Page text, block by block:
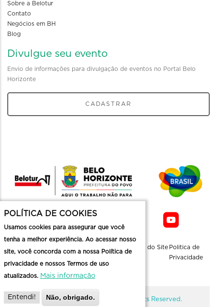
Sobre a Belotur
Contato
Negócios em BH
Blog
Divulgue seu evento
Envio de informações para divulgação de eventos no Portal Belo
Horizonte
CADASTRAR
Mapa do Site Politica de
Privacidade
@ Copyright Belotur 2026. All Rights Reserved.
POLÍTICA DE COOKIES
Usamos cookies para assegurar que você
tenha a melhor experiência. Ao acessar nosso
site, você concorda com a nossa Política de
privacidade e nossos Termos de uso
atualizados. Mais informação
Entendi! Não, obrigado.